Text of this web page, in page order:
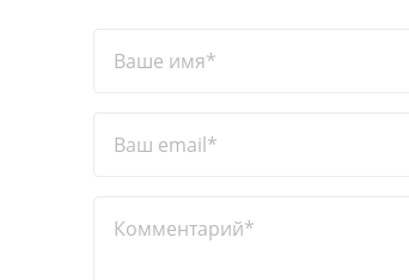
Ваше имя*
Ваш email*
Комментарий*